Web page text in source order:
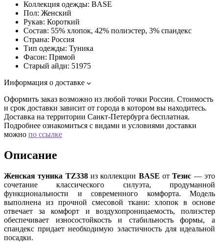
Коллекция одежды: BASE
Пол: Женский
Рукав: Короткий
Состав: 55% хлопок, 42% полиэстер, 3% спандекс
Страна: Россия
Тип одежды: Туника
Фасон: Прямой
Старый айди: 51975
Информация о доставке
Оформить заказ возможно из любой точки России. Стоимость
и срок доставки зависит от города в котором вы находитесь.
Доставка на территории Санкт-Петербурга бесплатная.
Подробнее ознакомиться с видами и условиями доставки
можно по ссылке
Описание
Женская туника TZ338из коллекции BASE отТезис — это
сочетание классического силуэта, продуманной
функциональности и современного комфорта. Модель
выполнена из прочной смесовой ткани: хлопок в основе
отвечает за комфорт и воздухопроницаемость, полиэстер
обеспечивает износостойкость и стабильность формы, а
спандекс придает необходимую эластичность для идеальной
посадки.